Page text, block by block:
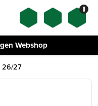
0
Webshop
26/27